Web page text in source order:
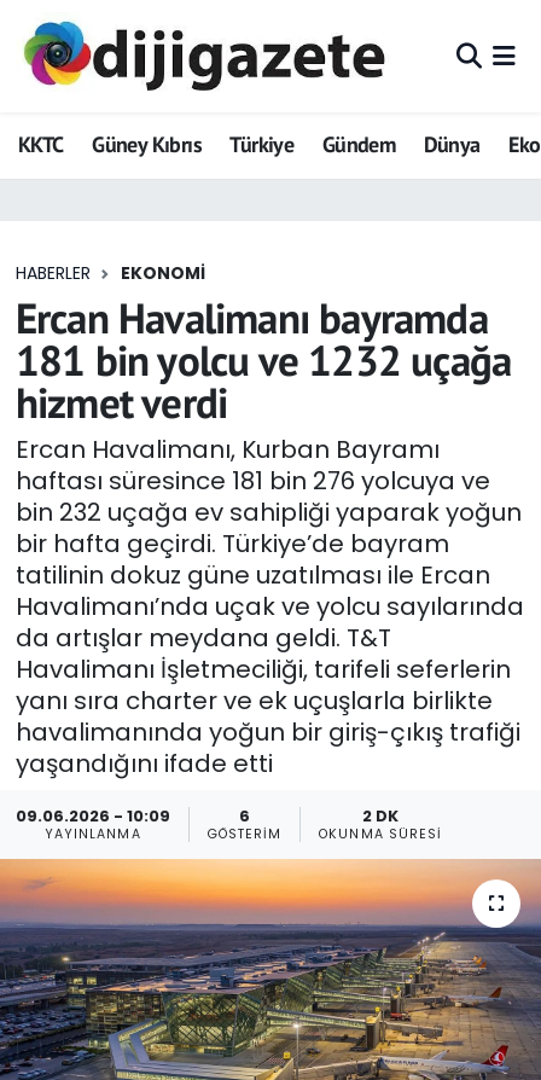
KKTC Güney Kıbrıs Türkiye Gündem Dünya
HABERLER EKONOMI
Ercan Havalimanı bayramda
181 bin yolcu ve 1232 uçağa
hizmet verdi
Ercan Havalimanı, Kurban Bayramı
haftası süresince 181 bin 276 yolcuya ve
bin 232 uçağa ev sahipliği yaparak yoğun
bir hafta geçirdi. Türkiye’de bayram
tatilinin dokuz güne uzatılması ile Ercan
Havalimanı’nda uçak ve yolcu sayılarında
da artışlar meydana geldi. T&T
Havalimanı İşletmeciliği, tarifeli seferlerin
yanı sıra charter ve ek uçuşlarla birlikte
havalimanında yoğun bir giriş-çıkış trafiği
yaşandığını ifade etti
09.06.2026 - 10:09
YAYINLANMA
6
GÖSTERIM
2 DK
OKUNMA SÜRESI
ADVERTORIAL
Dijigazete
Eğitim
Ekonomi
Foto Galeri
GEZİ
Güncel
Gündem
KKTC
KKTC YEREL SEÇİM 2018
Kültür Sanat
Magazin
Moda
Nöbetçi Eczaneler
Otomobil Dünyası
Hava Durumu
Trafik Durumu
Tüm Manşetler
Son Dakika Haberleri
Haber Arşivi